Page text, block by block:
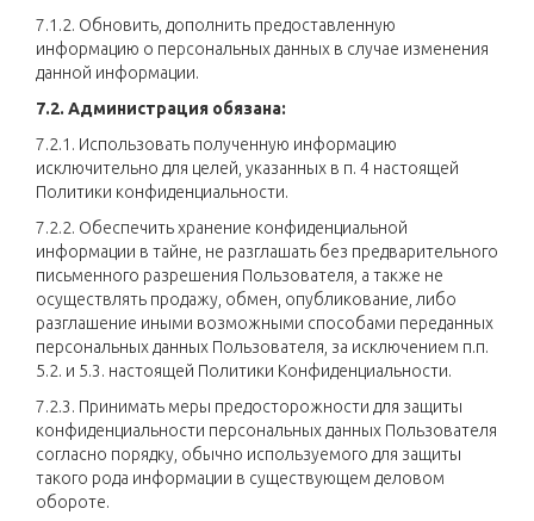
7.1.2. Обновить, дополнить предоставленную
информацию о персональных данных в случае изменения
данной информации.
7.2. Администрация обязана:
7.2.1. Использовать полученную информацию
исключительно для целей, указанных в п. 4 настоящей
Политики конфиденциальности.
7.2.2. Обеспечить хранение конфиденциальной
информации в тайне, не разглашать без предварительного
письменного разрешения Пользователя, а также не
осуществлять продажу, обмен, опубликование, либо
разглашение иными возможными способами переданных
персональных данных Пользователя, за исключением п.п.
5.2. и 5.3. настоящей Политики Конфиденциальности.
7.2.3. Принимать меры предосторожности для защиты
конфиденциальности персональных данных Пользователя
согласно порядку, обычно используемого для защиты
такого рода информации в существующем деловом
обороте.